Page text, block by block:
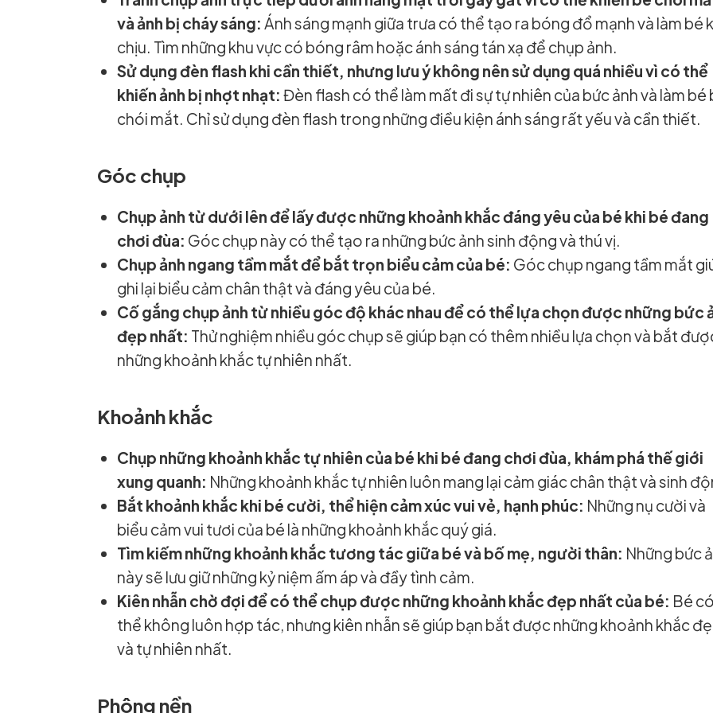
và ảnh bị cháy sáng: Ánh sáng mạnh giữa trưa có thể tạo ra bóng đổ mạnh và làm bé
chịu. Tìm những khu vực có bóng râm hoặc ánh sáng tán xạ để chụp ảnh.
Sử dụng đèn flash khi cần thiết, nhưng lưu ý không nên sử dụng quá nhiều vì có thể
khiến ảnh bị nhợt nhạt: Đèn flash có thể làm mất đi sự tự nhiên của bức ảnh và làm bé
chói mắt. Chỉ sử dụng đèn flash trong những điều kiện ánh sáng rất yếu và cần thiết.
Góc chụp
Chụp ảnh từ dưới lên để lấy được những khoảnh khắc đáng yêu của bé khi bé đang
chơi đùa: Góc chụp này có thể tạo ra những bức ảnh sinh động và thú vị.
Chụp ảnh ngang tầm mắt để bắt trọn biểu cảm của bé: Góc chụp ngang tầm mắt
ghi lại biểu cảm chân thật và đáng yêu của bé.
Cố gắng chụp ảnh từ nhiều góc độ khác nhau để có thể lựa chọn được những bức
đẹp nhất: Thử nghiệm nhiều góc chụp sẽ giúp bạn có thêm nhiều lựa chọn và bắt
những khoảnh khắc tự nhiên nhất.
Khoảnh khắc
Chụp những khoảnh khắc tự nhiên của bé khi bé đang chơi đùa, khám phá thế giới
xung quanh: Những khoảnh khắc tự nhiên luôn mang lại cảm giác chân thật và sinh
Bắt khoảnh khắc khi bé cười, thể hiện cảm xúc vui vẻ, hạnh phúc: Những nụ cười và
biểu cảm vui tươi của bé là những khoảnh khắc quý giá.
Tìm kiếm những khoảnh khắc tương tác giữa bé và bố mẹ, người thân: Những bức
này sẽ lưu giữ những kỷ niệm ấm áp và đầy tình cảm.
Kiên nhẫn chờ đợi để có thể chụp được những khoảnh khắc đẹp nhất của bé: Bé có
thể không luôn hợp tác, nhưng kiên nhẫn sẽ giúp bạn bắt được những khoảnh khắc
và tự nhiên nhất.
Phông nền